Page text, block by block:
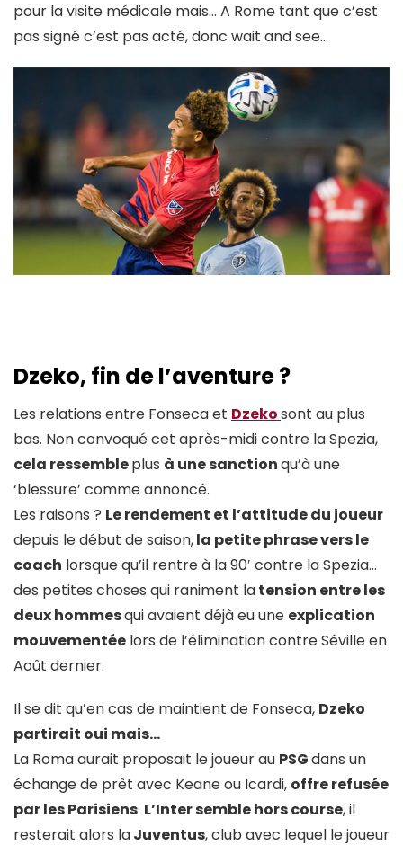
pour la visite médicale mais… A Rome tant que c’est
pas signé c’est pas acté, donc wait and see…
Dzeko, fin de l’aventure ?
Les relations entre Fonseca et Dzekosont au plus
bas. Non convoqué cet après-midi contre la Spezia,
cela ressembleplus à une sanctionqu’à une
‘blessure’ comme annoncé.
Les raisons ? Le rendement et l’attitude du joueur
depuis le début de saison,la petite phrase vers le
coach lorsque qu’il rentre à la 90′ contre la Spezia…
des petites choses qui raniment latension entre les
deux hommesqui avaient déjà eu une explication
mouvementée lors de l’élimination contre Séville en
Août dernier.
Il se dit qu’en cas de maintient de Fonseca, Dzeko
partirait oui mais…
La Roma aurait proposait le joueur au PSGdans un
échange de prêt avec Keane ou Icardi, offre refusée
par les Parisiens. L’Inter semble hors course, il
resterait alors laJuventus, club avec lequel le joueur